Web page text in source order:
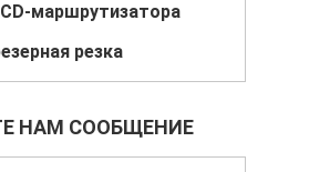
маршрутизатора
резка
НАМ СООБЩЕНИЕ